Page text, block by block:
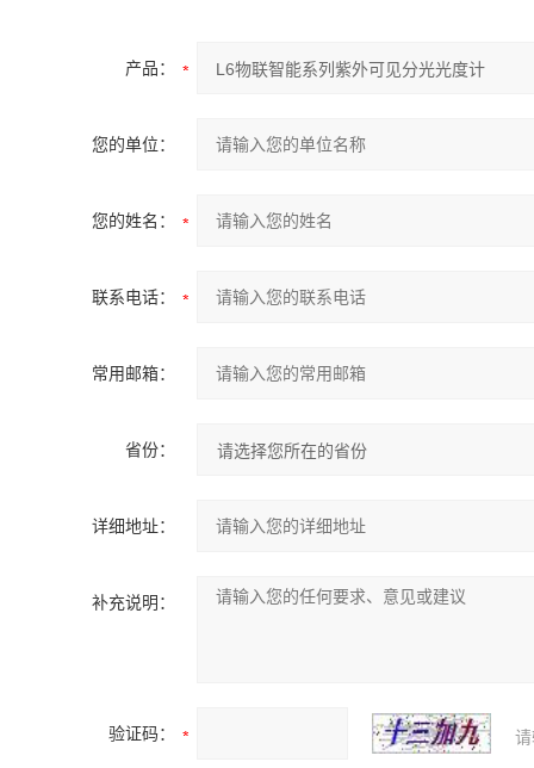
产品：
您的单位：
您的姓名：
联系电话：
常用邮箱：
省份：
详细地址：
补充说明：
验证码：